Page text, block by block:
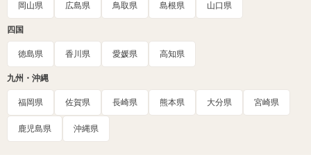
岡山県 広島県 鳥取県 島根県 山口県
四国
徳島県 香川県 愛媛県 高知県
九州・沖縄
福岡県 佐賀県 長崎県 熊本県 大分県 宮崎県
鹿児島県 沖縄県